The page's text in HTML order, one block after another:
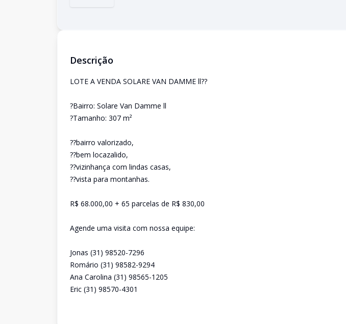
Descrição
LOTE A VENDA SOLARE VAN DAMME ll??
?Bairro: Solare Van Damme ll
?Tamanho: 307 m²
??bairro valorizado,
??bem locazalido,
??vizinhança com lindas casas,
??vista para montanhas.
R$ 68.000,00 + 65 parcelas de R$ 830,00
Agende uma visita com nossa equipe:
Jonas (31) 98520-7296
Romário (31) 98582-9294
Ana Carolina (31) 98565-1205
Eric (31) 98570-4301